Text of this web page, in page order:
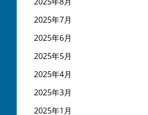
2025年7月
2025年6月
2025年5月
2025年4月
2025年3月
2025年1月